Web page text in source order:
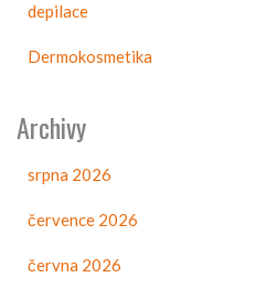
depilace
Dermokosmetika
Archivy
srpna 2026
července 2026
června 2026